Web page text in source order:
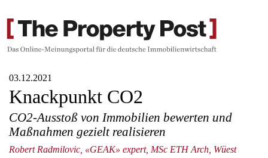
03.12.2021
Knackpunkt CO2
CO2-Ausstoß von Immobilien bewerten und
Maßnahmen gezielt realisieren
Robert Radmilovic, «GEAK» expert, MSc ETH Arch, Wüest